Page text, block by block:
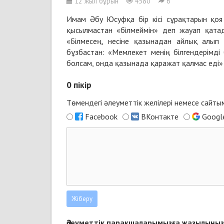
Имам Әбу Юсуфқа бір кісі сұрақтарын
қысылмастан «білмеймін» деп жауап
«Білмесең, несіне қазынадан айлық
бұзбастан: «Мемлекет менің
болсам, онда қазынада қаражат қалмас еді»
0 пікір
Төмендегі әлеуметтік желілері немесе
Facebook
ВКонтакте